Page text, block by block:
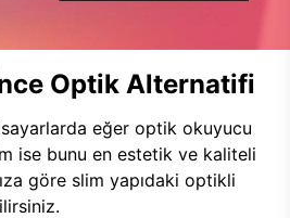
Optik Alternatifi
eğer optik okuyucu
ise bunu en estetik ve kaliteli
göre slim yapıdaki optikli